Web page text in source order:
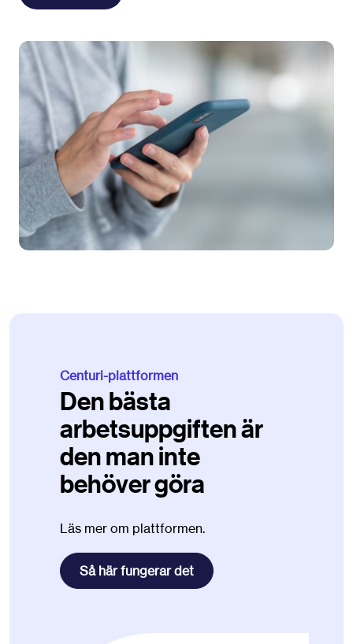
Centuri-plattformen
Den bästa
arbetsuppgiften är
den man inte
behöver göra
Läs mer om plattformen.
Så här fungerar det